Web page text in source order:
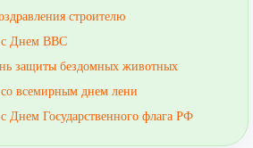
строителю
с Днем ВВС
защиты бездомных животных
всемирным днем лени
Днем Государственного флага РФ